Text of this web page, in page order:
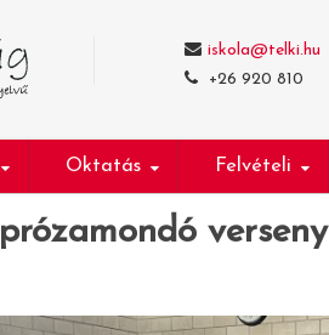
iskola@telki.hu
+26 920 810
Oktatás Felvételi
verseny